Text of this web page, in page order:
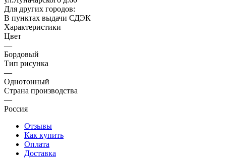
Для других городов:
В пунктах выдачи СДЭК
Характеристики
Цвет
—
Бордовый
Тип рисунка
—
Однотонный
Страна производства
—
Россия
Отзывы
Как купить
Оплата
Доставка